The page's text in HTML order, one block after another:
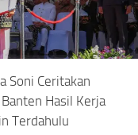
Soni Ceritakan
Hasil Kerja
Terdahulu